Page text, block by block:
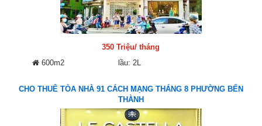
350 Triệu/ tháng
600m2
lầu: 2L
CHO THUÊ TÒA NHÀ 91 CÁCH MẠNG THÁNG 8 PHƯỜNG BẾN
THÀNH